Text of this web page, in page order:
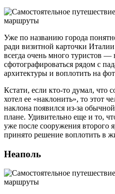
Уже по названию города
ради визитной карточки
всегда очень много туристов —
сфотографироваться рядом с
архитектуры и воплотить на
Кстати, если кто-то думал, что
хотел ее «наклонить», то этот
наклона появился из-за
плане. Удивительно еще и то,
уже после сооружения второго
принято решение воплотить в
Неаполь